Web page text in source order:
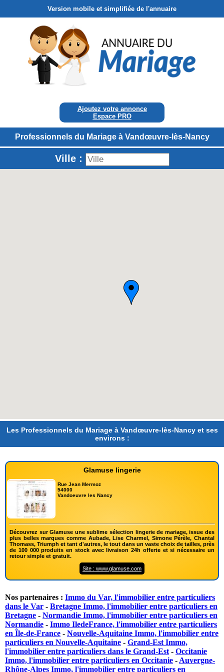
Version mobile et simplifiée de l'annuaire
Ajoutez votre annonce
Espace PRO
Professionnels du Mariage à Vandœuvre-lès-Nancy
Ville :
Les Professionnels du Mariage à Vandœuvre-lès-Nancy et ses
environs :
Glamuse lingerie
Rue Jean Mermoz
54000
Vandoeuvre les Nancy
Découvrez sur Glamuse une sublime sélection lingerie de mariage, issue des
plus belles marques comme Aubade, Lise Charmel, Simone Pérèle, Chantal
Thomass, Triumph et tant d'autres, le tout dans un vaste choix de tailles, près
de 100 000 produits en stock avec livraison 24h offerte et si nécessaire un
retour simple et gratuit.
Site : www.glamuse.com
Nos partenaires : Immo du Var, l'immobilier entre particuliers
dans le Var - Bretagne Immo, l'immobilier entre particuliers en
Bretagne - Normandie Immo, l'immobilier entre particuliers en
Normandie - Immo IledeFrance, l'immobilier entre particuliers
en Île-de-France - Nouvelle-Aquitaine Immo, l'immobilier entre
particuliers en Nouvelle-Aquitaine - Grand-Est Immo,
l'immobilier entre particuliers dans le Grand-Est - Occitanie
Immo, l'immobilier entre particuliers en Occitanie - Auvergne-
Rhône-Alpes Immo, l'immobilier entre particuliers en